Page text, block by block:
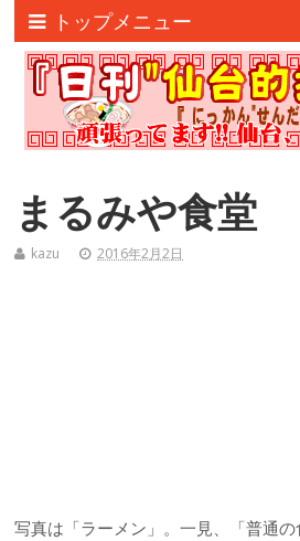
トップメニュー
まるみや食堂
kazu 2016年2月2日
写真は「ラーメン」。一見、「普通